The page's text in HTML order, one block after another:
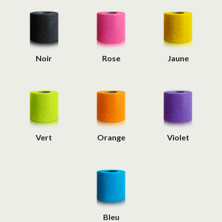
Noir Rose Jaune
Vert Orange Violet
Bleu